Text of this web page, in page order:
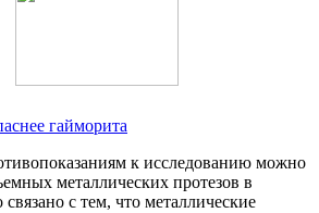
гайморита
к исследованию можно
металлических протезов в
с тем, что металлические